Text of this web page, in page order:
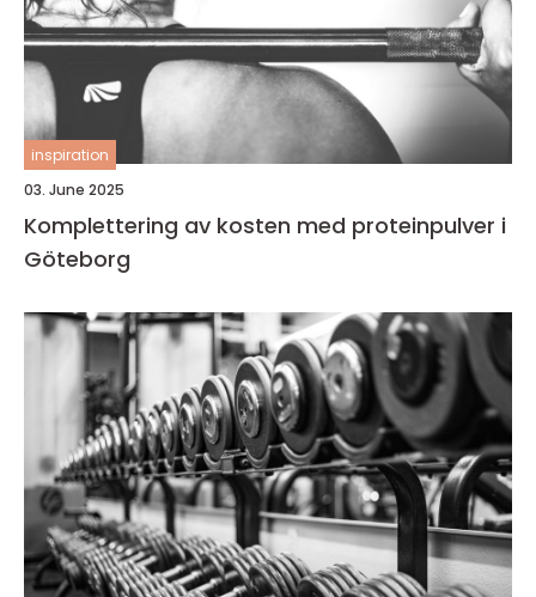
inspiration
03. June 2025
Komplettering av kosten med proteinpulver i
Göteborg